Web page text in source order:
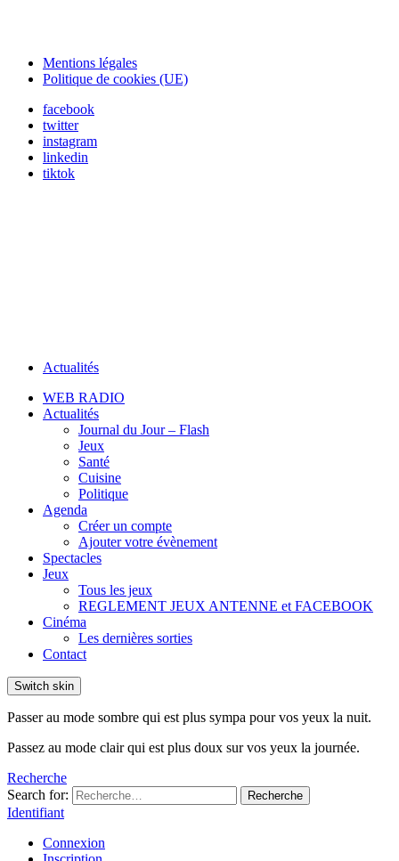
Mentions légales
Politique de cookies (UE)
facebook
twitter
instagram
linkedin
tiktok
Actualités
WEB RADIO
Actualités
Journal du Jour – Flash
Jeux
Santé
Cuisine
Politique
Agenda
Créer un compte
Ajouter votre évènement
Spectacles
Jeux
Tous les jeux
REGLEMENT JEUX ANTENNE et FACEBOOK
Cinéma
Les dernières sorties
Contact
Switch skin
Passer au mode sombre qui est plus sympa pour vos yeux la nuit.
Passez au mode clair qui est plus doux sur vos yeux la journée.
Recherche
Search for:
Recherche
Identifiant
Connexion